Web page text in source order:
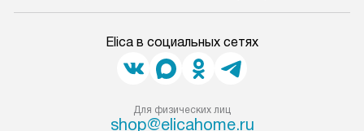
дополнительная плата. Важно
прибора не позволяют ему пройти
через дверной проем, сотрудники
демонтировать дверцы, ручки или
другие выступающие элементы, так
слива.
Elica в социальных сетях
Для физических лиц
shop@elicahome.ru